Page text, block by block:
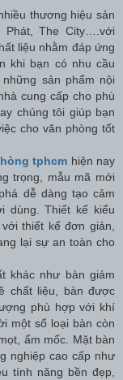
thương hiệu sản
Phát, The City….với
liệu nhằm đáp ứng
khi bạn có nhu cầu
những sản phẩm nội
cung cấp cho phù
chúng tôi giúp bạn
cho văn phòng tốt
tphcm hiện nay
trọng, mẫu mã mới
dễ dàng tạo cảm
dùng. Thiết kế kiểu
thiết kế đơn giản,
lại sự an toàn cho
khác như bàn giám
chất liệu, bàn được
phù hợp với khí
một số loại bàn còn
ẩm mốc. Mặt bàn
nghiệp cao cấp như
tính năng bền đẹp,